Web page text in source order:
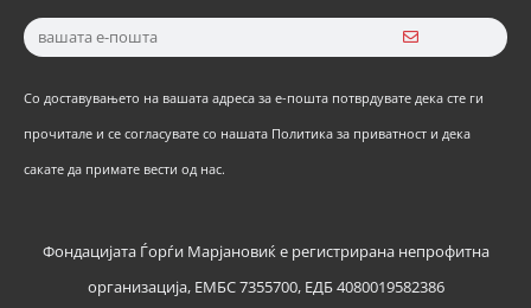
Со доставувањето на вашата адреса за е-пошта потврдувате дека сте ги
прочитале и се согласувате со нашата Политика за приватност и дека
сакате да примате вести од нас.
Фондацијата Ѓорѓи Марјановиќ е регистрирана непрофитна
организација, ЕМБС 7355700, ЕДБ 4080019582386